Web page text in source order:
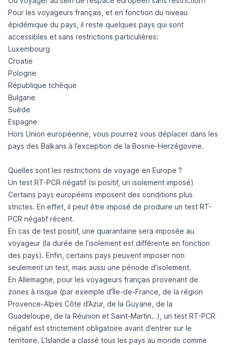
Pour les voyageurs français, et en fonction du niveau
épidémique du pays, il reste quelques pays qui sont
accessibles et sans restrictions particulières:
Luxembourg
Croatie
Pologne
République tchèque
Bulgarie
Suède
Espagne
Hors Union européenne, vous pourrez vous déplacer dans les
pays des Balkans à l’exception de la Bosnie-Herzégovine.
Quelles sont les restrictions de voyage en Europe ?
Un test RT-PCR négatif (si positif, un isolement imposé)
Certains pays européens imposent des conditions plus
strictes. En effet, il peut être imposé de produire un test RT-
PCR négatif récent.
En cas de test positif, une quarantaine sera imposée au
voyageur (la durée de l’isolement est différente en fonction
des pays). Enfin, certains pays peuvent imposer non
seulement un test, mais aussi une période d’isolement.
En Allemagne, pour les voyageurs français provenant de
zones à risque (par exemple d’Île-de-France, de la région
Provence-Alpes Côte d’Azur, de la Guyane, de la
Guadeloupe, de la Réunion et Saint-Martin…), un test RT-PCR
négatif est strictement obligatoire avant d’entrer sur le
territoire. L’Islande a classé tous les pays au monde comme